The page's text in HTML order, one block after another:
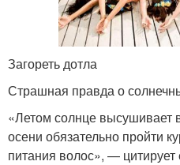
Загореть дотла
Страшная правда о
«Летом солнце высушивает
осени обязательно пройти
питания волос», — цитирует